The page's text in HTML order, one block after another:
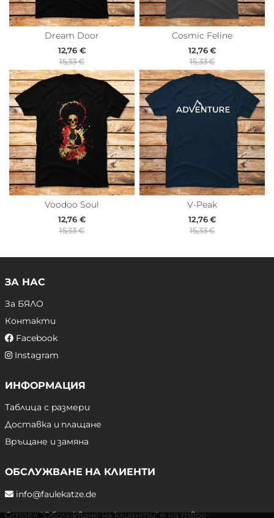
Dream Door
12,76 €
15,33 €
Cosmic Feline
12,76 €
15,33 €
Voodoo Soul
12,76 €
15,33 €
V-Peak
12,76 €
15,33 €
ЗА НАС
За БЯЛО
Контакти
Facebook
Instagram
ИНФОРМАЦИЯ
Таблица с размери
Доставка и плащане
Връщане и замяна
ОБСЛУЖВАНЕ НА КЛИЕНТИ
info@faulekatze.de
Отдел "Обслужване на клиенти" е на твое